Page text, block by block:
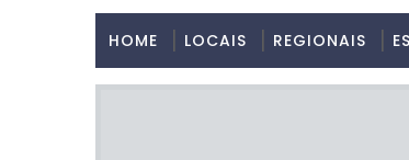
HOME LOCAIS REGIONAIS